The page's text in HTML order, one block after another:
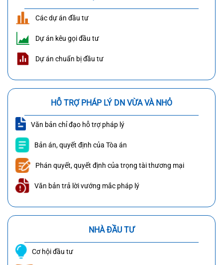
Các dự án đầu tư
Dự án kêu gọi đầu tư
Dự án chuẩn bị đầu tư
HỖ TRỢ PHÁP LÝ DN VỪA VÀ NHỎ
Văn bản chỉ đạo hỗ trợ pháp lý
Bản án, quyết định của Tòa án
Phán quyết, quyết định của trọng tài thương mại
Văn bản trả lời vướng mắc pháp lý
NHÀ ĐẦU TƯ
Cơ hội đầu tư